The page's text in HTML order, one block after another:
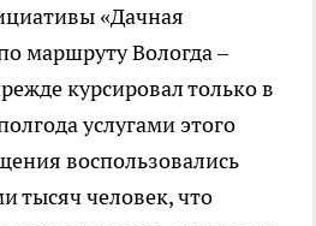
«Дачная
маршруту Вологда –
курсировал только в
услугами этого
воспользовались
тысяч человек, что